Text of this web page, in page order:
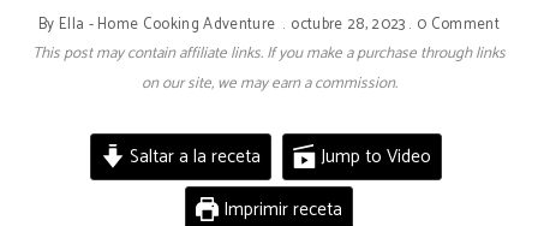
By Ella - Home Cooking Adventure octubre 28, 2023 0 Comment
This post may contain affiliate links. If you make a purchase through links
on our site, we may earn a commission.
Saltar a la receta
Jump to Video
Imprimir receta